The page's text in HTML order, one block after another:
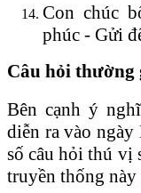
Con chúc
phúc - Gửi
Câu hỏi thường
Bên cạnh ý
diễn ra vào
số câu hỏi thú vị
truyền thống này